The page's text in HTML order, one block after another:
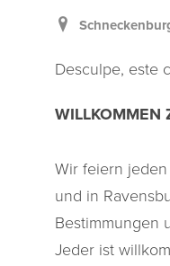
Desculpe, este
WILLKOMMEN
Wir feiern
und in
Bestimmungen
Jeder ist